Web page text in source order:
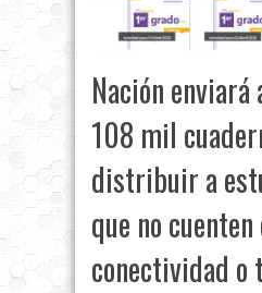
Nación enviará
108 mil
distribuir a
que no cuenten
conectividad o